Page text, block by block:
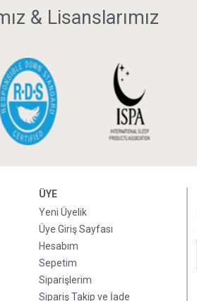
& Lisanslarımız
ÜYE
Yeni Üyelik
Üye Giriş Sayfası
Hesabım
Sepetim
Siparişlerim
Sipariş Takip ve İade